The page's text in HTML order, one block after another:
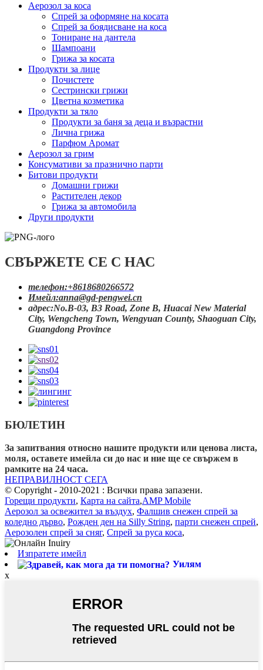
Аерозол за коса
Спрей за оформяне на косата
Спрей за боядисване на коса
Тониране на дантела
Шампоани
Грижа за косата
Продукти за лице
Почистете
Сестрински грижи
Цветна козметика
Продукти за тяло
Продукти за баня за деца и възрастни
Лична грижа
Парфюм Аромат
Аерозол за грим
Консумативи за празнично парти
Битови продукти
Домашни грижи
Растителен декор
Грижа за автомобила
Други продукти
СВЪРЖЕТЕ СЕ С НАС
телефон:+8618680266572
Имейл:anna@gd-pengwei.cn
адрес:No.B-03, B3 Road, Zone B, Huacai New Material
City, Wengcheng Town, Wengyuan County, Shaoguan City,
Guangdong Province
БЮЛЕТИН
За запитвания относно нашите продукти или ценова листа,
моля, оставете имейла си до нас и ние ще се свържем в
рамките на 24 часа.
НЕПРАВИЛНОСТ СЕГА
© Copyright - 2010-2021 : Всички права запазени.
Горещи продукти, Карта на сайта,AMP Mobile
Аерозол за освежител за въздух, Фалшив снежен спрей за
коледно дърво, Рожден ден на Silly String, парти снежен спрей,
Аерозолен спрей за сняг, Спрей за руса коса,
Изпратете имейл
Уилям
x